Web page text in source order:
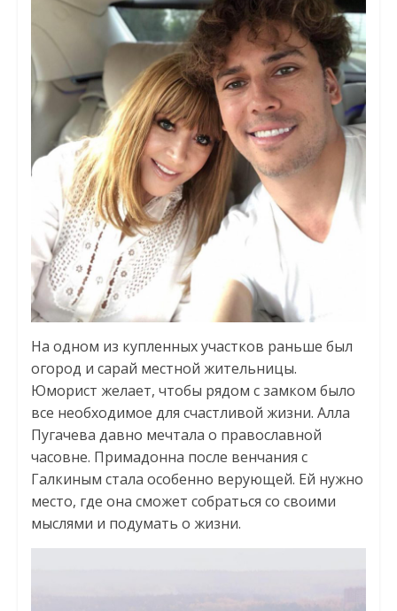
На одном из купленных участков раньше был
огород и сарай местной жительницы.
Юморист желает, чтобы рядом с замком было
все необходимое для счастливой жизни. Алла
Пугачева давно мечтала о православной
часовне. Примадонна после венчания с
Галкиным стала особенно верующей. Ей нужно
место, где она сможет собраться со своими
мыслями и подумать о жизни.